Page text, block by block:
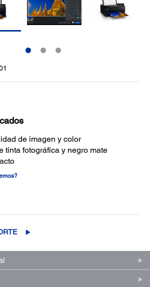
de imagen y color
tinta fotográfica y negro mate